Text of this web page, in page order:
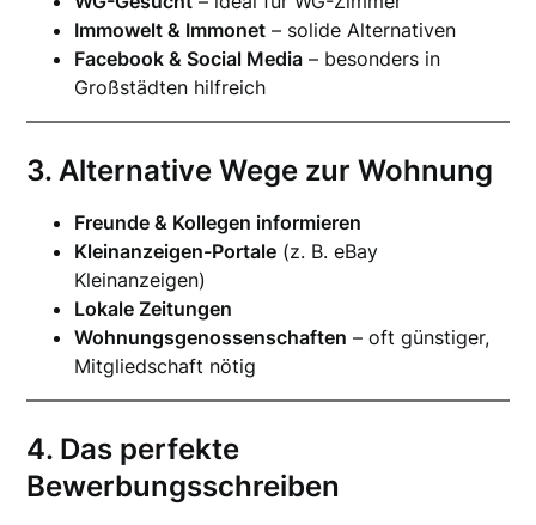
Immowelt & Immonet – solide Alternativen
Facebook & Social Media – besonders in
Großstädten hilfreich
3. Alternative Wege zur Wohnung
Freunde & Kollegen informieren
Kleinanzeigen-Portale (z. B. eBay
Kleinanzeigen)
Lokale Zeitungen
Wohnungsgenossenschaften – oft günstiger,
Mitgliedschaft nötig
4. Das perfekte
Bewerbungsschreiben